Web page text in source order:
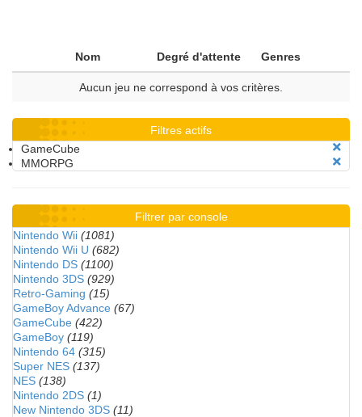
Nom Degré d'attente Genres
Aucun jeu ne correspond à vos critères.
Filtres actifs
GameCube
MMORPG
Filtrer par console
Nintendo Wii (1081)
Nintendo Wii U (682)
Nintendo DS (1100)
Nintendo 3DS (929)
Retro-Gaming (15)
GameBoy Advance (67)
GameCube (422)
GameBoy (119)
Nintendo 64 (315)
Super NES (137)
NES (138)
Nintendo 2DS (1)
New Nintendo 3DS (11)